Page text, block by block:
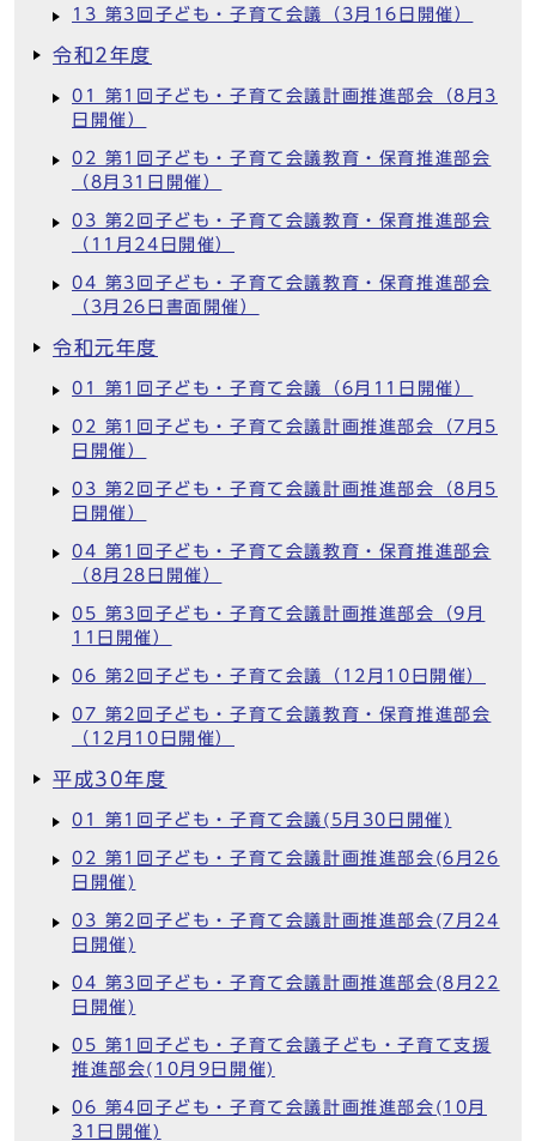
13 第3回子ども・子育て会議（3月16日開催）
令和2年度
01 第1回子ども・子育て会議計画推進部会（8月3
日開催）
02 第1回子ども・子育て会議教育・保育推進部会
（8月31日開催）
03 第2回子ども・子育て会議教育・保育推進部会
（11月24日開催）
04 第3回子ども・子育て会議教育・保育推進部会
（3月26日書面開催）
令和元年度
01 第1回子ども・子育て会議（6月11日開催）
02 第1回子ども・子育て会議計画推進部会（7月5
日開催）
03 第2回子ども・子育て会議計画推進部会（8月5
日開催）
04 第1回子ども・子育て会議教育・保育推進部会
（8月28日開催）
05 第3回子ども・子育て会議計画推進部会（9月
11日開催）
06 第2回子ども・子育て会議（12月10日開催）
07 第2回子ども・子育て会議教育・保育推進部会
（12月10日開催）
平成30年度
01 第1回子ども・子育て会議(5月30日開催)
02 第1回子ども・子育て会議計画推進部会(6月26
日開催)
03 第2回子ども・子育て会議計画推進部会(7月24
日開催)
04 第3回子ども・子育て会議計画推進部会(8月22
日開催)
05 第1回子ども・子育て会議子ども・子育て支援
推進部会(10月9日開催)
06 第4回子ども・子育て会議計画推進部会(10月
31日開催)